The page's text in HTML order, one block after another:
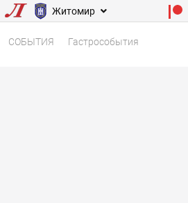
Житомир
СОБЫТИЯ Гастрособытия